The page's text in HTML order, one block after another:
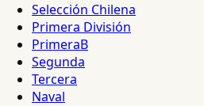
Selección Chilena
Primera División
PrimeraB
Segunda
Tercera
Naval